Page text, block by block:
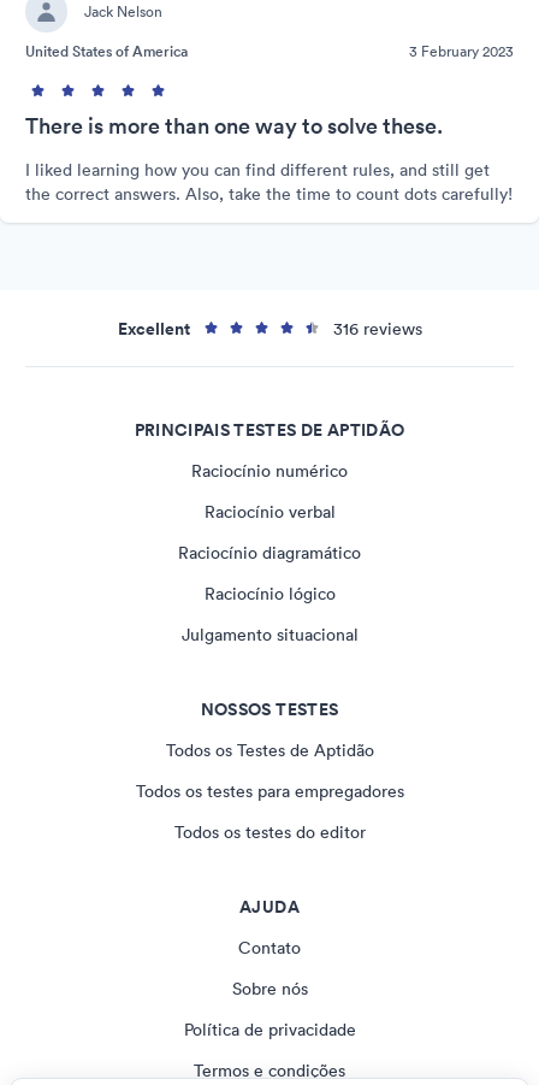
Jack Nelson
United States of America
3 February 2023
There is more than one way to solve these.
I liked learning how you can find different rules, and still get
the correct answers. Also, take the time to count dots carefully!
Excellent 316 reviews
PRINCIPAIS TESTES DE APTIDÃO
Raciocínio numérico
Raciocínio verbal
Raciocínio diagramático
Raciocínio lógico
Julgamento situacional
NOSSOS TESTES
Todos os Testes de Aptidão
Todos os testes para empregadores
Todos os testes do editor
AJUDA
Contato
Sobre nós
Política de privacidade
Termos e condições